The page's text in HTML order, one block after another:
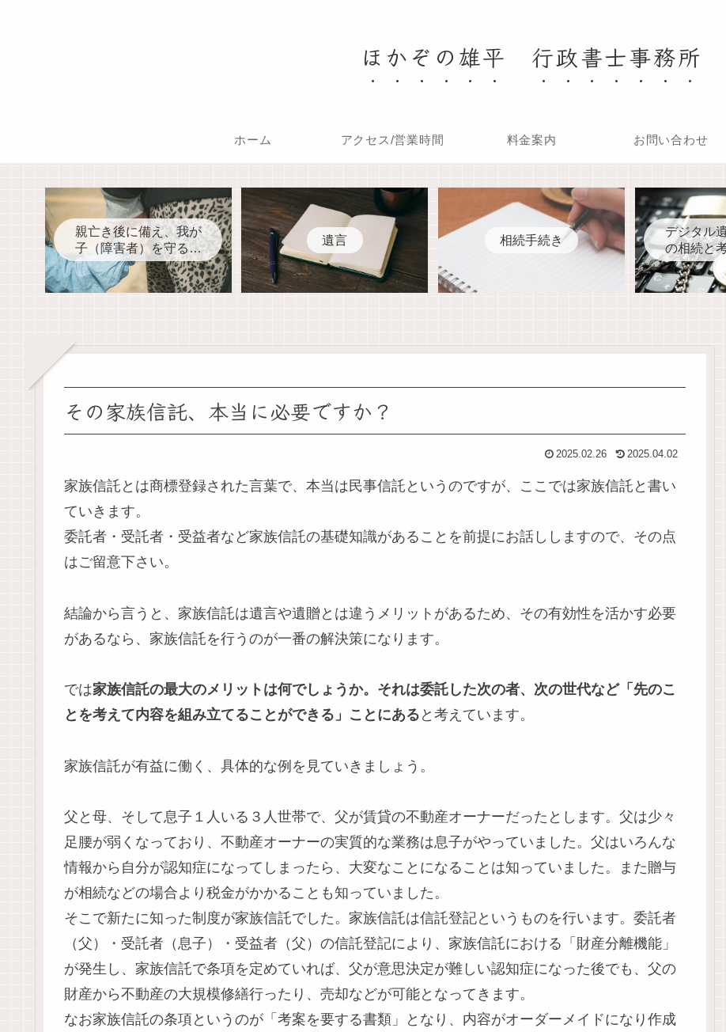
ほかぞの雄平 行政書士事務所
ホーム アクセス/営業時間 料金案内 お問い合わせ
親亡き後に備え、我が
子（障害者）を守るた
めに今、何をすべきか
遺言 相続手続き
デジタル
の相続と
その家族信託、本当に必要ですか？
2025.02.26 2025.04.02
家族信託とは商標登録された言葉で、本当は民事信託というのですが、ここでは家族信託と書い
ていきます。
委託者・受託者・受益者など家族信託の基礎知識があることを前提にお話ししますので、その点
はご留意下さい。
結論から言うと、家族信託は遺言や遺贈とは違うメリットがあるため、その有効性を活かす必要
があるなら、家族信託を行うのが一番の解決策になります。
では家族信託の最大のメリットは何でしょうか。それは委託した次の者、次の世代など「先のこ
とを考えて内容を組み立てることができる」ことにある と考えています。
家族信託が有益に働く、具体的な例を見ていきましょう。
父と母、そして息子１人いる３人世帯で、父が賃貸の不動産オーナーだったとします。父は少々
足腰が弱くなっており、不動産オーナーの実質的な業務は息子がやっていました。父はいろんな
情報から自分が認知症になってしまったら、大変なことになることは知っていました。また贈与
が相続などの場合より税金がかかることも知っていました。
そこで新たに知った制度が家族信託でした。家族信託は信託登記というものを行います。委託者
（父）・受託者（息子）・受益者（父）の信託登記により、家族信託における「財産分離機能」
が発生し、家族信託で条項を定めていれば、父が意思決定が難しい認知症になった後でも、父の
財産から不動産の大規模修繕行ったり、売却などが可能となってきます。
なお家族信託の条項というのが「考案を要する書類」となり、内容がオーダーメイドになり作成